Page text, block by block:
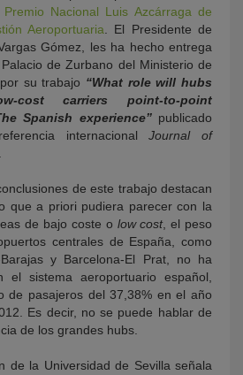
Premio Nacional Luis Azcárraga de
Aeroportuaria . El Presidente de
Gómez, les ha hecho entrega
de Zurbano del Ministerio de
su trabajo “What role will hubs
carriers point-to-point
Spanish experience”publicado
internacionalJournal of
de este trabajo destacan
que a priori pudiera parecer con la
de bajo coste o low cost, el peso
centrales de España, como
y Barcelona-El Prat, no ha
sistema aeroportuario español,
de pasajeros del 37,38% en el año
Es decir, no se puede hablar de
de los grandes hubs.
de la Universidad de Sevilla señala